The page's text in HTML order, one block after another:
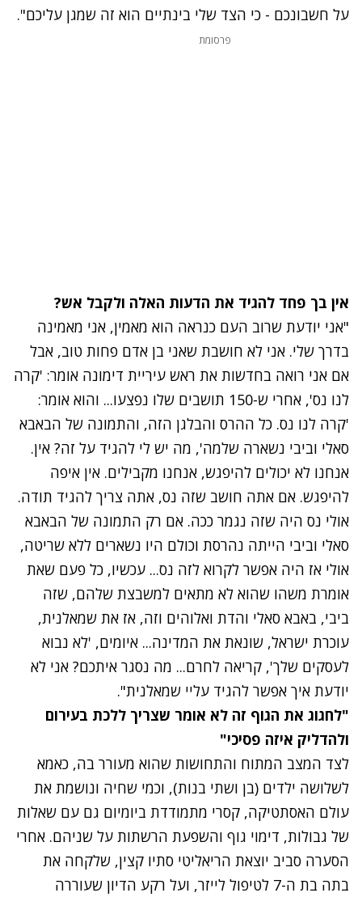
על חשבונכם - כי הצד שלי בינתיים הוא זה שמגן עליכם".
פרסומת
אין בך פחד להגיד את הדעות האלה ולקבל אש?
"אני יודעת שרוב העם כנראה הוא מאמין, אני מאמינה
בדרך שלי. אני לא חושבת שאני בן אדם פחות טוב, אבל
אם אני רואה בחדשות את ראש עיריית דימונה אומר: 'קרה
לנו נס', אחרי ש-150 תושבים שלו נפצעו... והוא אומר:
'קרה לנו נס. כל ההרס והבלגן הזה, והתמונה של הבאבא
סאלי וביבי נשארה שלמה', מה יש לי להגיד על זה? אין.
אנחנו לא יכולים להיפגש, אנחנו מקבילים. אין איפה
להיפגש. אם אתה חושב שזה נס, אתה צריך להגיד תודה.
אולי נס היה שזה נגמר ככה. אם רק התמונה של הבאבא
סאלי וביבי הייתה נהרסת וכולם היו נשארים ללא שריטה,
אולי אז היה אפשר לקרוא לזה נס... עכשיו, כל פעם שאת
אומרת משהו שהוא לא מתאים למשבצת שלהם, שזה
ביבי, באבא סאלי והדת ואלוהים וזה, אז את שמאלנית,
עוכרת ישראל, שונאת את המדינה... איומים, 'לא נבוא
לעסקים שלך', קריאה לחרם... מה נסגר איתכם? אני לא
יודעת איך אפשר להגיד עליי שמאלנית".
נתקלנו בבעיה
"לחגוג את הגוף זה לא אומר שצריך ללכת בעירום
ולהדליק איזה פסיכי"
לצד המצב המתוח והתחושות שהוא מעורר בה, כאמא
לשלושה ילדים (בן ושתי בנות), וכמי שחיה ונושמת את
עולם האסתטיקה, קסרי מתמודדת ביומיום גם עם שאלות
של גבולות, דימוי גוף והשפעת הרשתות על שניהם. אחרי
הסערה סביב יוצאת הריאליטי סתיו קצין, שלקחה את
בתה בת ה-7 לטיפול לייזר, ועל רקע הדיון שעוררה